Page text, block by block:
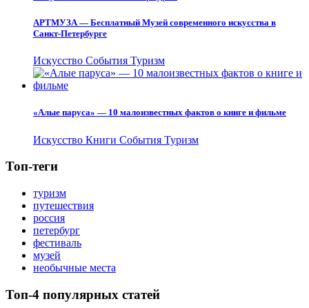
АРТМУЗА — Бесплатный Музей современного искусства в
Санкт-Петербурге
Искусство События Туризм
«Алые паруса» — 10 малоизвестных фактов о книге и фильме
Искусство Книги События Туризм
Топ-теги
туризм
путешествия
россия
петербург
фестиваль
музей
необычные места
Топ-4 популярных статей